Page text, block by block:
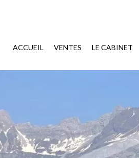
ACCUEIL VENTES LE CABINET